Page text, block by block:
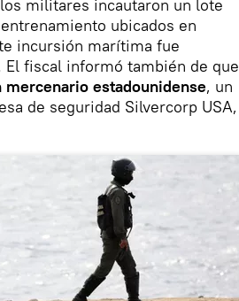
militares incautaron un lote
ubicados en
incursión marítima fue
fiscal informó también de que
mercenario estadounidense, un
de seguridad Silvercorp USA,